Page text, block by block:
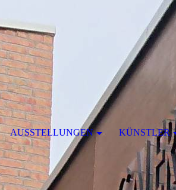
AUSSTELLUNGEN KÜNSTLER